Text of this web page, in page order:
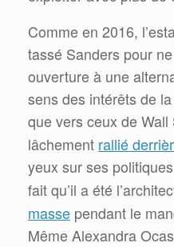
Comme en 2016,
tassé Sanders pour
ouverture à une
sens des intérêts de
que vers ceux de Wall
lâchement rallié
yeux sur ses
fait qu’il a été
masse pendant le
Même Alexandra